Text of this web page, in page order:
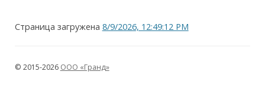
Страница загружена 8/9/2026, 12:49:12 PM
© 2015-2026 ООО «Гранд»